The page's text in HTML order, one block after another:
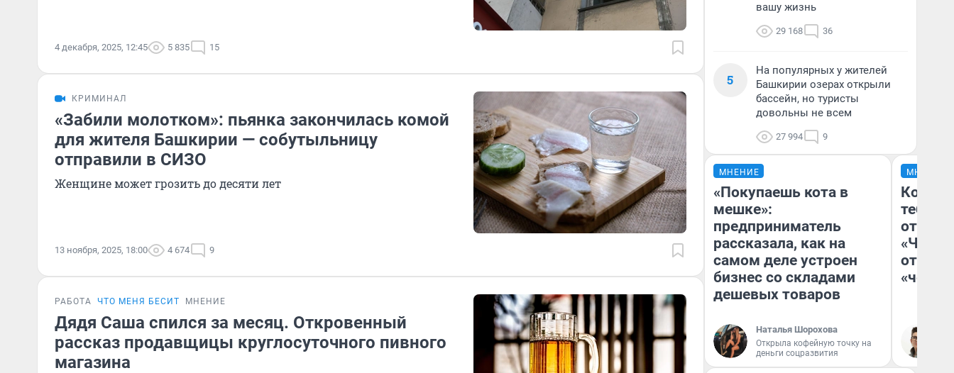
4 декабря, 2025, 12:45 5 835 15
КРИМИНАЛ
«Забили молотком»: пьянка закончилась комой
для жителя Башкирии — собутыльницу
отправили в СИЗО
Женщине может грозить до десяти лет
13 ноября, 2025, 18:00 4 674 9
РАБОТА ЧТО МЕНЯ БЕСИТ МНЕНИЕ
Дядя Саша спился за месяц. Откровенный
рассказ продавщицы круглосуточного пивного
магазина
вашу жизнь
29 168 36
5
На популярных у жителей
Башкирии озерах открыли
бассейн, но туристы
довольны не всем
27 994 9
МНЕНИЕ
«Покупаешь кота в
мешке»:
предприниматель
рассказала, как на
самом деле устроен
бизнес со складами
дешевых товаров
Наталья Шорохова
Открыла кофейную точку на
деньги соцразвития
МНЕНИЕ
тебя
отзыв